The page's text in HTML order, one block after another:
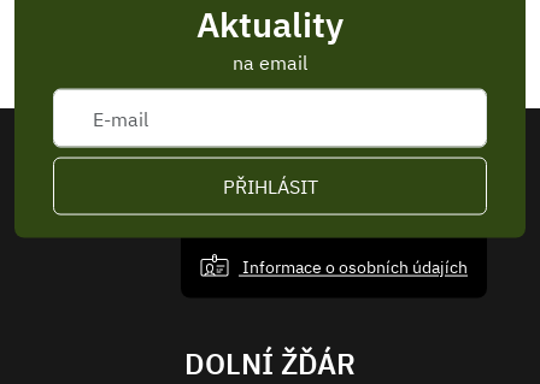
Aktuality
na email
PŘIHLÁSIT
Informace o osobních údajích
DOLNÍ ŽĎÁR